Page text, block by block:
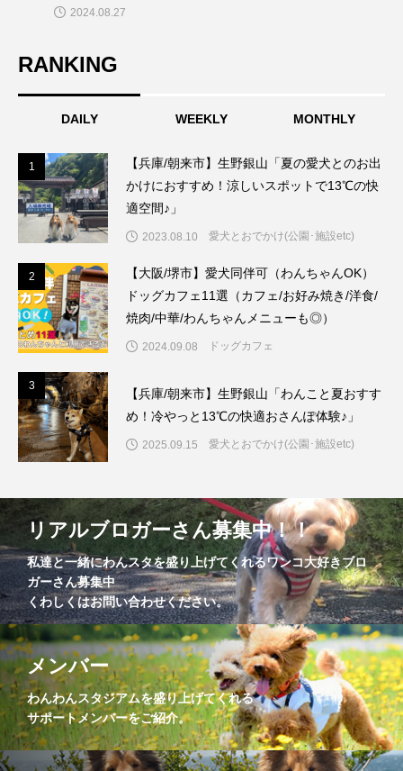
う〜🎵」
2024.08.27
RANKING
DAILY WEEKLY MONTHLY
1
【兵庫/朝来市】生野銀山「夏の愛犬とのお出
かけにおすすめ！涼しいスポットで13℃の快
適空間♪」
2023.08.10 愛犬とおでかけ(公園･施設etc)
2
【大阪/堺市】愛犬同伴可（わんちゃんOK）
ドッグカフェ11選（カフェ/お好み焼き/洋食/
焼肉/中華/わんちゃんメニューも◎）
2024.09.08 ドッグカフェ
3
【兵庫/朝来市】生野銀山「わんこと夏おすす
め！冷やっと13℃の快適おさんぽ体験♪」
2025.09.15 愛犬とおでかけ(公園･施設etc)
リアルブロガーさん募集中！！
私達と一緒にわんスタを盛り上げてくれるワンコ大好きブロ
ガーさん募集中
くわしくはお問い合わせください。
メンバー
わんわんスタジアムを盛り上げてくれる
サポートメンバーをご紹介。